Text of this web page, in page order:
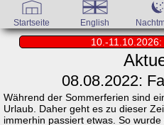
Startseite English
10.-
08.08.2022:
Während der Sommerferien sind
Urlaub. Daher geht es zu dieser
immerhin passiert etwas. So